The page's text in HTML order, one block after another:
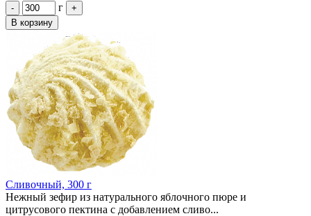
- г
+
В корзину
Сливочный, 300 г
Нежный зефир из натурального яблочного пюре и
цитрусового пектина с добавлением сливо...